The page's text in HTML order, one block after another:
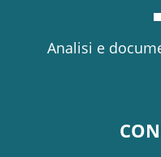
Analisi e